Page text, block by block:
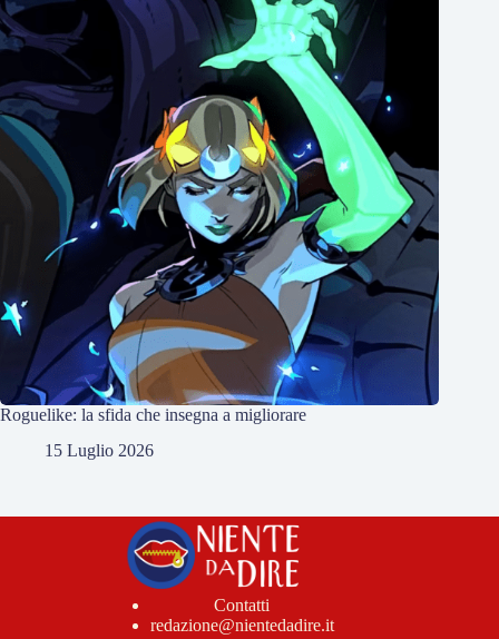
Roguelike: la sfida che insegna a migliorare
15 Luglio 2026
Contatti
redazione@nientedadire.it